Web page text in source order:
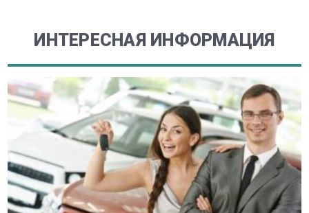
ИНТЕРЕСНАЯ ИНФОРМАЦИЯ